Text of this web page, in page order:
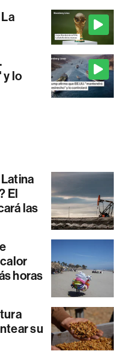
y lo
El
las
horas
su